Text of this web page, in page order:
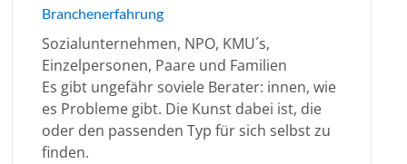
Branchenerfahrung
Sozialunternehmen, NPO, KMU´s,
Einzelpersonen, Paare und Familien
Es gibt ungefähr soviele Berater: innen, wie
es Probleme gibt. Die Kunst dabei ist, die
oder den passenden Typ für sich selbst zu
finden.